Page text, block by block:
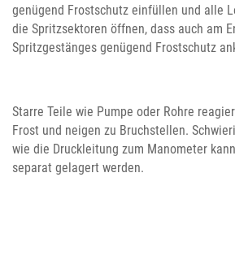
genügend Frostschutz einfüllen und alle
die Spritzsektoren öffnen, dass auch am
Spritzgestänges genügend Frostschutz
Starre Teile wie Pumpe oder Rohre
Frost und neigen zu Bruchstellen.
wie die Druckleitung zum Manometer
separat gelagert werden.